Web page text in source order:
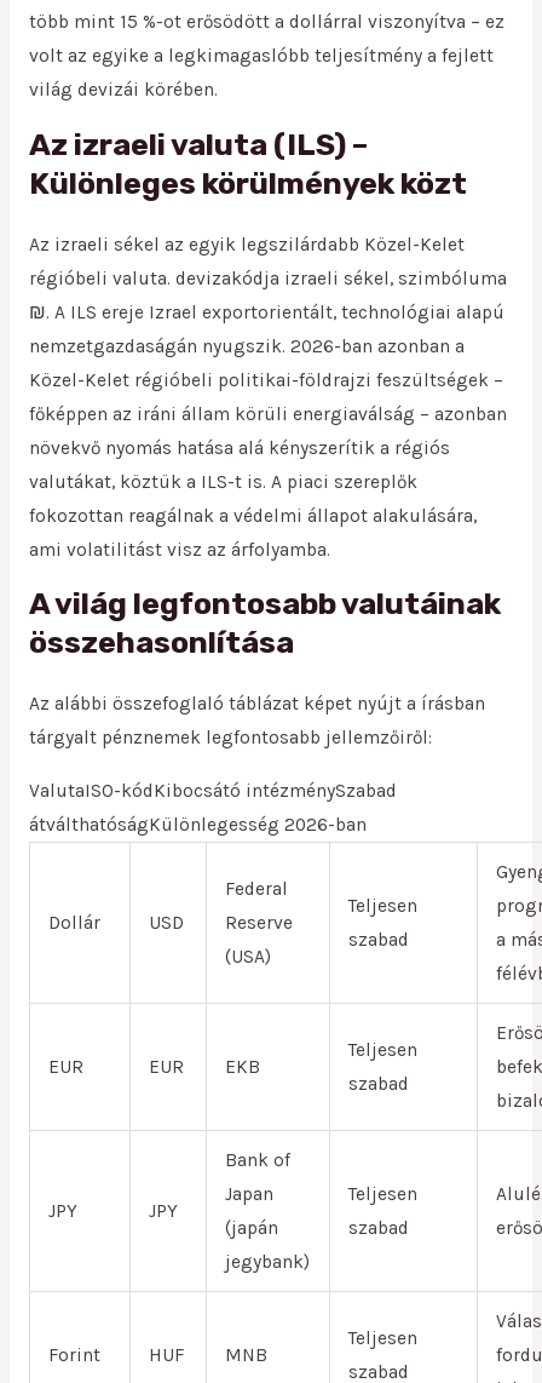
több mint 15 %-ot erősödött a dollárral viszonyítva – ez
volt az egyike a legkimagaslóbb teljesítmény a fejlett
világ devizái körében.
Az izraeli valuta (ILS) –
Különleges körülmények közt
Az izraeli sékel az egyik legszilárdabb Közel-Kelet
régióbeli valuta. devizakódja izraeli sékel, szimbóluma
₪. A ILS ereje Izrael exportorientált, technológiai alapú
nemzetgazdaságán nyugszik. 2026-ban azonban a
Közel-Kelet régióbeli politikai-földrajzi feszültségek –
főképpen az iráni állam körüli energiaválság – azonban
növekvő nyomás hatása alá kényszerítik a régiós
valutákat, köztük a ILS-t is. A piaci szereplők
fokozottan reagálnak a védelmi állapot alakulására,
ami volatilitást visz az árfolyamba.
A világ legfontosabb valutáinak
összehasonlítása
Az alábbi összefoglaló táblázat képet nyújt a írásban
tárgyalt pénznemek legfontosabb jellemzőiről:
ValutaISO-kódKibocsátó intézménySzabad
átválthatóságKülönlegesség 2026-ban
Dollár USD
Federal
Reserve
(USA)
Teljesen
szabad
a
EUR EUR EKB
Teljesen
szabad
JPY JPY
Bank of
Japan
(japán
jegybank)
Teljesen
szabad
Forint HUF MNB
Teljesen
szabad